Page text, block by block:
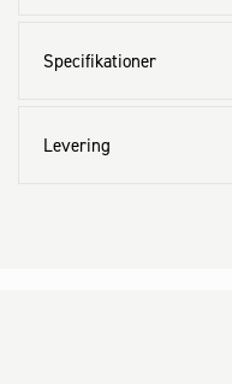
Specifikationer
Levering